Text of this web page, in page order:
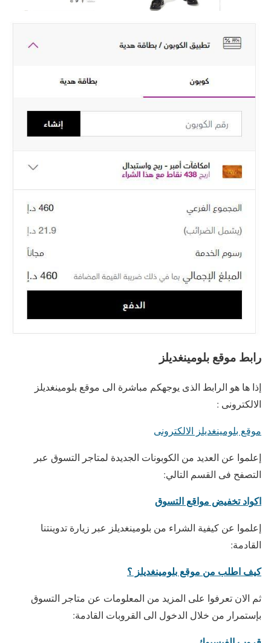
رابط موقع بلومينغديلز
إذا ها هو الرابط الذى يوجهكم مباشرة الى موقع بلومينغديلز
الالكترونى :
موقع بلومينغديلز الالكترونى
إعلموا عن العديد من الكوبونات الجديدة لمتاجر التسوق عبر
التصفح فى القسم التالي:
اكواد تخفيض مواقع التسوق
إعلموا عن كيفية الشراء من بلومينغديلز عبر زيارة تدوينتنا
القادمة:
كيف اطلب من موقع بلومينغديلز ؟
ثم الان تعرفوا على المزيد من المعلومات عن متاجر التسوق
بإستمرار من خلال الدخول الى القروبات القادمة: